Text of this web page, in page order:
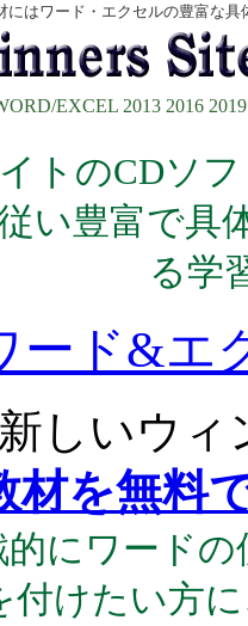
にはワード・エクセルの豊富な具
EXCEL 2013 2016
トのCDソ
い豊富で具
る学
ード&エ
新しいウ
材を無料
的にワード
付けたい方